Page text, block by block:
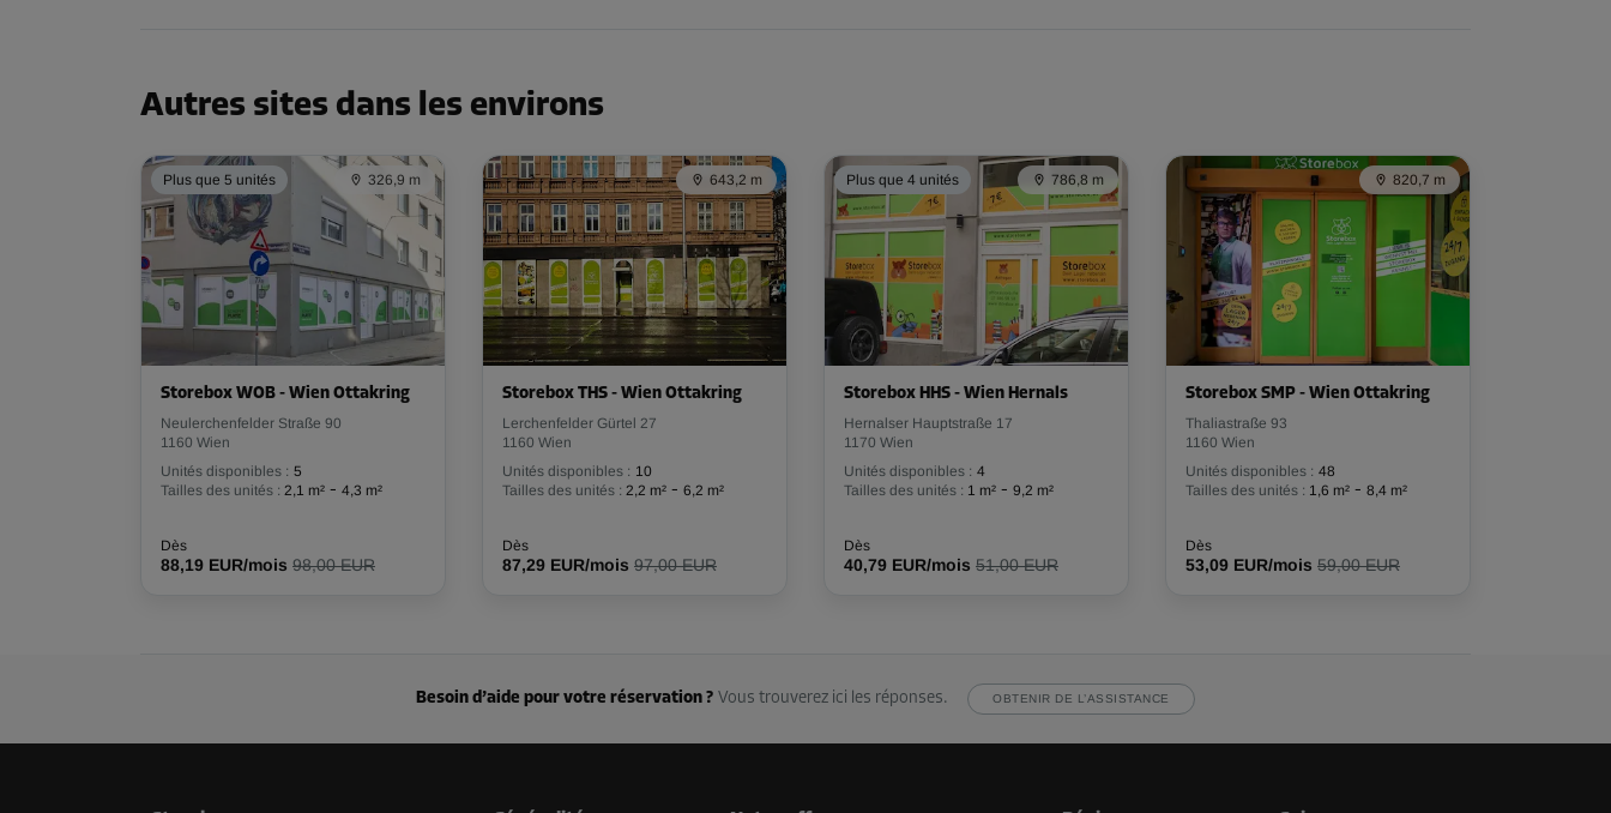
Long: 1,9m Larg:1,2m Haut:2,7m
Compartiment 25
Surface: 2,3 m²
Volume: 6,2 m³
Long:1,9m Larg:1,2m Haut:2,7
-10%
98,00 EUR/mois
Dès
88,19 EUR/mois
Compartiment 28
Surface: 5,2 m²
Volume: 14 m³
Larg: m
-10%
Dès 169,19 EUR/mois
Haut:2,7m
Autres sites dans les environs
Plus que 5 unités 326,9 m
Storebox WOB - Wien Ottakring
Neulerchenfelder Straße 90
1160 Wien
Unités disponibles : 5
Tailles des unités : 2,1 m² - 4,3 m²
Dès
88,19 EUR/mois 98,00 EUR
643,2 m
Storebox THS - Wien Ottakring
Lerchenfelder Gürtel 27
1160 Wien
Unités disponibles : 10
Tailles des unités : 2,2 m² - 6,2 m²
Dès
87,29 EUR/mois 97,00 EUR
Plus que 4 unités 786,8 m
Storebox HHS - Wien Hernals
Hernalser Hauptstraße 17
1170 Wien
Unités disponibles : 4
Tailles des unités : 1 m² - 9,2 m²
Dès
40,79 EUR/mois 51,00 EUR
820,7 m
Storebox SMP - Wien Ottakring
Thaliastraße 93
1160 Wien
Unités disponibles : 48
Tailles des unités : 1,6 m² - 8,4 m²
Dès
53,09 EUR/mois 59,00 EUR
Besoin d’aide pour votre réservation ? Vous trouverez ici les réponses. OBTENIR DE L’ASSISTANCE